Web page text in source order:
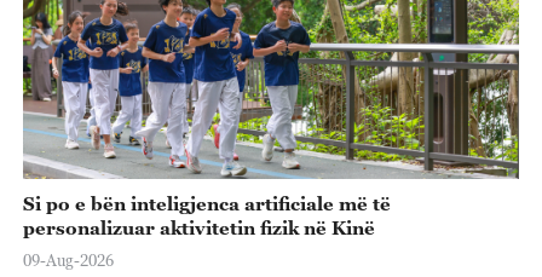
Si po e bën inteligjenca artificiale më të
personalizuar aktivitetin fizik në Kinë
09-Aug-2026